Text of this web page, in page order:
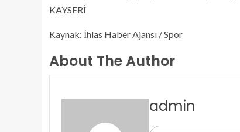
KAYSERİ
Kaynak: İhlas Haber Ajansı / Spor
About The Author
admin